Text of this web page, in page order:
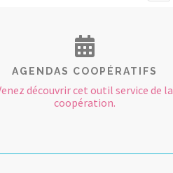
AGENDAS COOPÉRATIFS
découvrir cet outil service de la
coopération.